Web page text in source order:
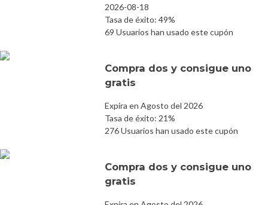
2026-08-18
Tasa de éxito: 49%
69 Usuarios han usado este cupón
Compra dos y consigue uno
gratis
Expira en Agosto del 2026
Tasa de éxito: 21%
276 Usuarios han usado este cupón
Compra dos y consigue uno
gratis